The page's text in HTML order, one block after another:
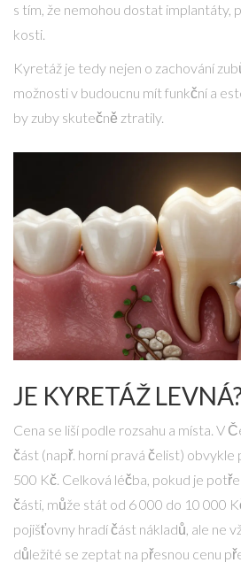
s tím, že nemohou dostat implantáty,
kosti.
Kyretáž je tedy nejen o zachování
možnosti v budoucnu mít funkční a
by zuby skutečně ztratily.
JE KYRETÁŽ
Cena se liší podle rozsahu a místa. V
část (např. horní pravá čelist) obvykle
500 Kč. Celková léčba, pokud je
části, může stát od 6 000 do 10 000
pojišťovny hradí část nákladů, ale ne
důležité se zeptat na přesnou cenu